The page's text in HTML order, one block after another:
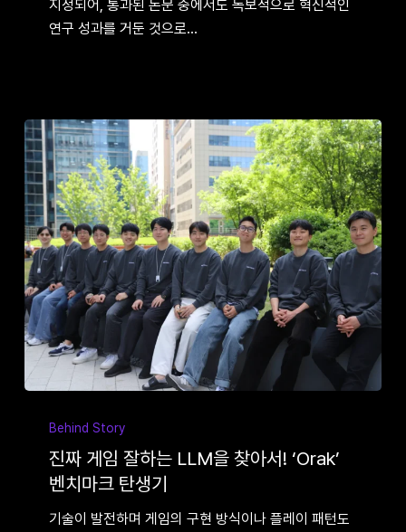
ICLR
지정되어, 통과된 논문 중에서도 독보적으로 혁신적인
연구 성과를 거둔 것으로…
잘하는
LLM을
찾아서!
‘Orak’
Behind Story
진짜 게임 잘하는 LLM을 찾아서! ‘Orak’
벤치마크 탄생기
기술이 발전하며 게임의 구현 방식이나 플레이 패턴도